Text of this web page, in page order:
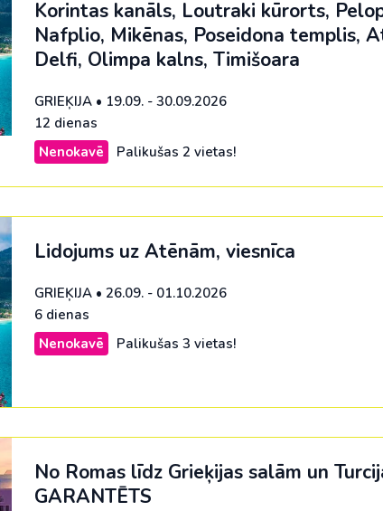
Korintas kanāls, Loutraki kūrorts,
Nafplio, Mikēnas, Poseidona templis,
Delfi, Olimpa kalns, Timišoara
GRIEĶIJA• 19.09. - 30.09.2026
12 dienas
Nenokavē
Palikušas 2 vietas!
Lidojums uz Atēnām, viesnīca
GRIEĶIJA• 26.09. - 01.10.2026
6 dienas
Nenokavē
Palikušas 3 vietas!
No Romas līdz Grieķijas salām un
GARANTĒTS